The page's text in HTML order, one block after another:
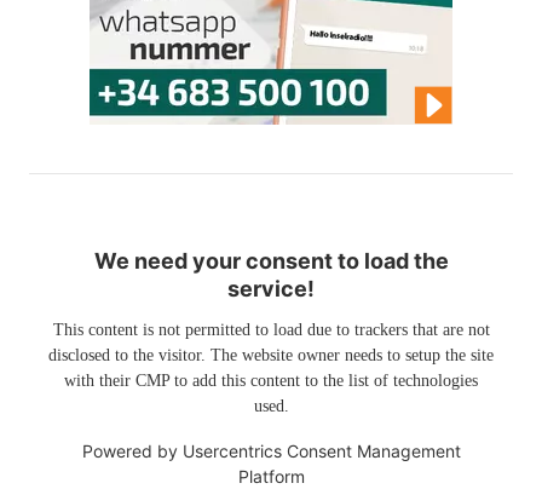
We need your consent to load the
service!
This content is not permitted to load due to trackers that are not
disclosed to the visitor. The website owner needs to setup the site
with their CMP to add this content to the list of technologies
used.
Powered by Usercentrics Consent Management
Platform